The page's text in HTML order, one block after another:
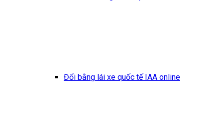
Đổi bằng lái xe quốc tế IAA online